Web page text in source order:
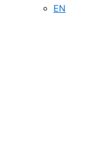
EN